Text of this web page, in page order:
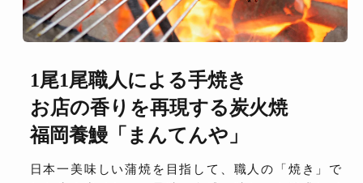
1尾1尾職人による手焼き
お店の香りを再現する炭火焼
福岡養鰻「まんてんや」
日本一美味しい蒲焼を目指して、職人の「焼き」で